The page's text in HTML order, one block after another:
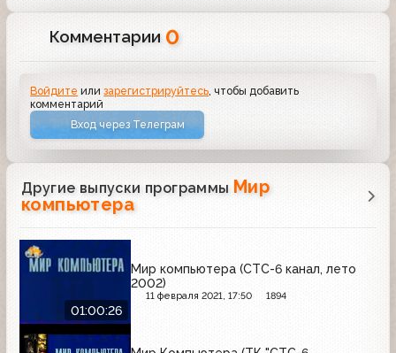
Комментарии 0
Войдите илизарегистрируйтесь , чтобы добавить
комментарий
Вход через Телеграм
Другие выпуски программы Мир
компьютера
01:00:26
Мир компьютера (СТС-6 канал, лето
2002)
11 февраля 2021, 17:50 1894